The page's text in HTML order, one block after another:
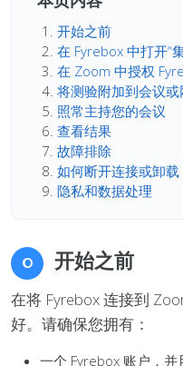
开始之前
在 Fyrebox 中打开“
在 Zoom 中授权
将测验附加到会议
照常主持您的会议
查看结果
故障排除
如何断开连接或卸载
隐私和数据处理
0 开始之前
在将 Fyrebox 连接到
好。请确保您拥有：
一个 Fyrebox 账户，